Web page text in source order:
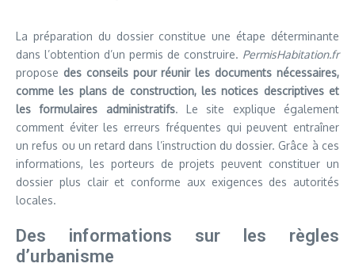
La préparation du dossier constitue une étape déterminante
dans l’obtention d’un permis de construire. PermisHabitation.fr
propose des conseils pour réunir les documents nécessaires,
comme les plans de construction, les notices descriptives et
les formulaires administratifs. Le site explique également
comment éviter les erreurs fréquentes qui peuvent entraîner
un refus ou un retard dans l’instruction du dossier. Grâce à ces
informations, les porteurs de projets peuvent constituer un
dossier plus clair et conforme aux exigences des autorités
locales.
Des informations sur les règles
d’urbanisme